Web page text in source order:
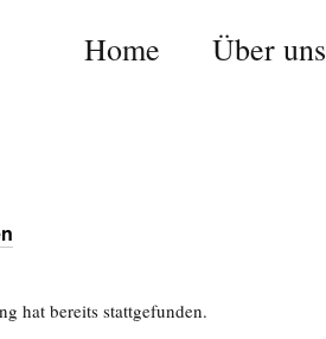
Home Über uns
hat bereits stattgefunden.